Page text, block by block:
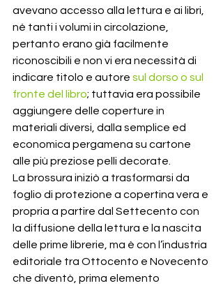
avevano accesso alla lettura e ai libri,
né tanti i volumi in circolazione,
pertanto erano già facilmente
riconoscibili e non vi era necessità di
indicare titolo e autore sul dorso o sul
fronte del libro; tuttavia era possibile
aggiungere delle coperture in
materiali diversi, dalla semplice ed
economica pergamena su cartone
alle più preziose pelli decorate.
La brossura iniziò a trasformarsi da
foglio di protezione a copertina vera e
propria a partire dal Settecento con
la diffusione della lettura e la nascita
delle prime librerie, ma è con l’industria
editoriale tra Ottocento e Novecento
che diventò, prima elemento